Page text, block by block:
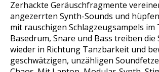
Zerhackte Geräuschfragmente
angezerrten Synth-Sounds und
mit rauschigen Schlagzeugsampels im
Basedrum, Snare und Bass treiben die
wieder in Richtung Tanzbarkeit und
geschwätzigen, unzähligen